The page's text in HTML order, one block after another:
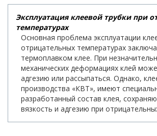
Эксплуатация клеевой трубки при
температурах
Основная проблема эксплуатации
отрицательных температурах
термоплавком клее. При
механических деформациях клей
адгезию или рассыпаться. Однако,
производства «КВТ», имеют
разработанный состав клея,
вязкость и адгезию при